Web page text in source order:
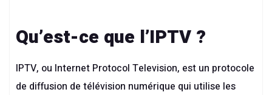
Qu’est-ce que l’IPTV ?
IPTV, ou Internet Protocol Television, est un protocole
de diffusion de télévision numérique qui utilise les